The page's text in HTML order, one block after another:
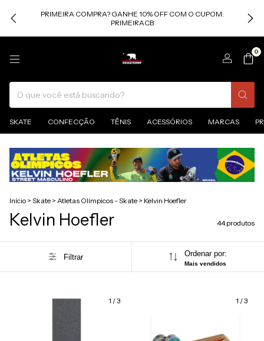
PRIMEIRA COMPRA? GANHE 10% OFF COM O CUPOM:
PRIMEIRACB
0
SKATE CONFECÇÃO TÊNIS ACESSÓRIOS MARCAS
Início > Skate > Atletas Olímpicos - Skate > Kelvin Hoefler
Kelvin Hoefler 44 produtos
Filtrar Ordenar por:
Mais vendidos
1 /3 1 /3